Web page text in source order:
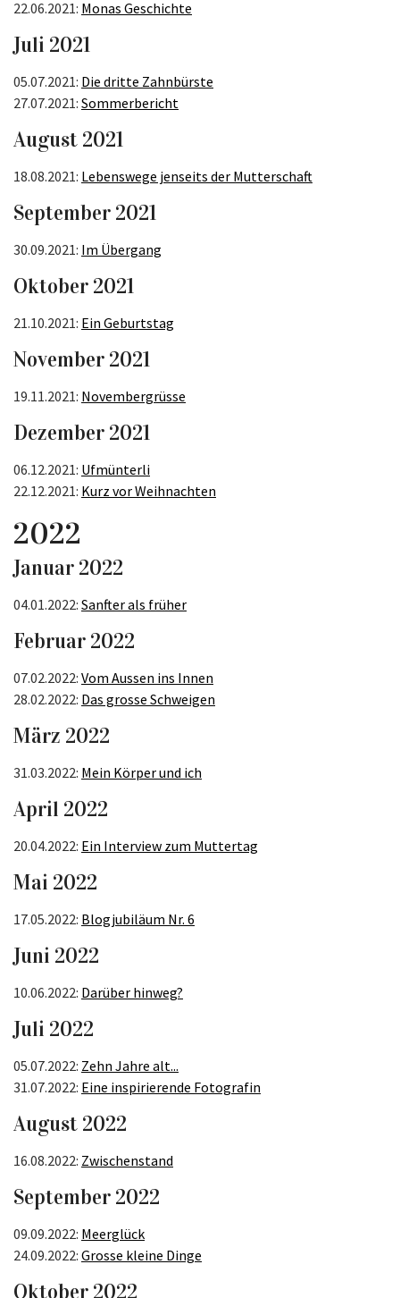
22.06.2021: Monas Geschichte
Juli 2021
05.07.2021: Die dritte Zahnbürste
27.07.2021: Sommerbericht
August 2021
18.08.2021: Lebenswege jenseits der Mutterschaft
September 2021
30.09.2021: Im Übergang
Oktober 2021
21.10.2021: Ein Geburtstag
November 2021
19.11.2021: Novembergrüsse
Dezember 2021
06.12.2021: Ufmünterli
22.12.2021: Kurz vor Weihnachten
2022
Januar 2022
04.01.2022: Sanfter als früher
Februar 2022
07.02.2022: Vom Aussen ins Innen
28.02.2022: Das grosse Schweigen
März 2022
31.03.2022: Mein Körper und ich
April 2022
20.04.2022: Ein Interview zum Muttertag
Mai 2022
17.05.2022: Blogjubiläum Nr. 6
Juni 2022
10.06.2022: Darüber hinweg?
Juli 2022
05.07.2022: Zehn Jahre alt...
31.07.2022: Eine inspirierende Fotografin
August 2022
16.08.2022: Zwischenstand
September 2022
09.09.2022: Meerglück
24.09.2022: Grosse kleine Dinge
Oktober 2022